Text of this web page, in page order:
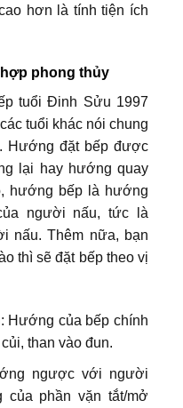
hơn là tính tiện ích
phong thủy
tuổi Đinh Sửu 1997
tuổi khác nói chung
Hướng đặt bếp được
lại hay hướng quay
hướng bếp là hướng
người nấu, tức là
nấu. Thêm nữa, bạn
thì sẽ đặt bếp theo vị
: Hướng của bếp chính
than vào đun.
ngược với người
phần vặn tắt/mở